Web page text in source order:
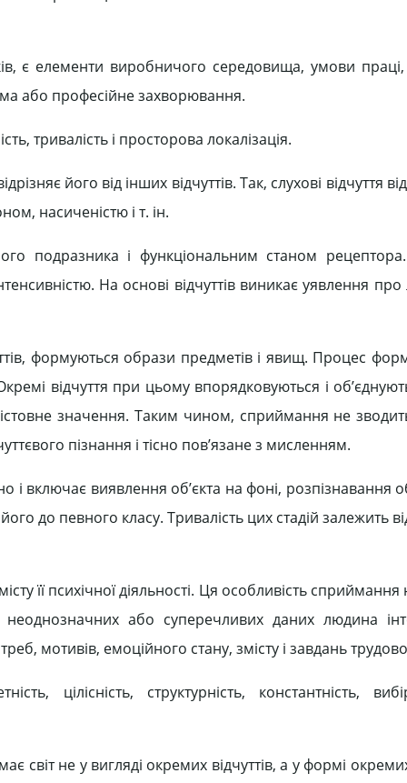
є елементи виробничого середовища, умови праці,
або професійне захворювання.
тривалість і просторова локалізація.
його від інших відчуттів. Так, слухові відчуття
насиченістю і т. ін.
подразника і функціональним станом
На основі відчуттів виникає уявлення про
формуються образи предметів і явищ. Процес
відчуття при цьому впорядковуються і
значення. Таким чином, сприймання не
пізнання і тісно пов’язане з мисленням.
включає виявлення об’єкта на фоні, розпізнавання
до певного класу. Тривалість цих стадій залежить
її психічної діяльності. Ця особливість сприймання
або суперечливих даних людина
мотивів, емоційного стану, змісту і завдань
цілісність, структурність, константність,
не у вигляді окремих відчуттів, а у формі